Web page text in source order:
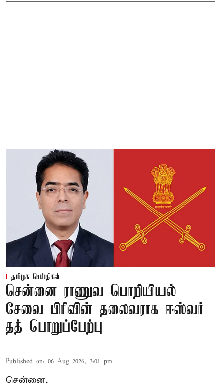
தமிழக செய்திகள்
சென்னை ராணுவ பொறியியல்
சேவை பிரிவின் தலைவராக ஈஸ்வர்
தத் பொறுப்பேற்பு
Published on: 06 Aug 2026, 3:01 pm
சென்னை,